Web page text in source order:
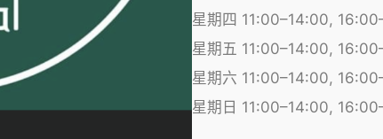
星期四 11:00–14:00,
星期五 11:00–14:00,
星期六 11:00–14:00,
星期日 11:00–14:00,